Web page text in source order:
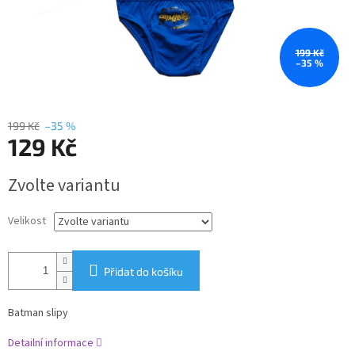
199 Kč
–35 %
199 Kč –35 %
129 Kč
cena:
Zvolte variantu
Velikost
Přidat do košíku
Batman slipy
Detailní informace